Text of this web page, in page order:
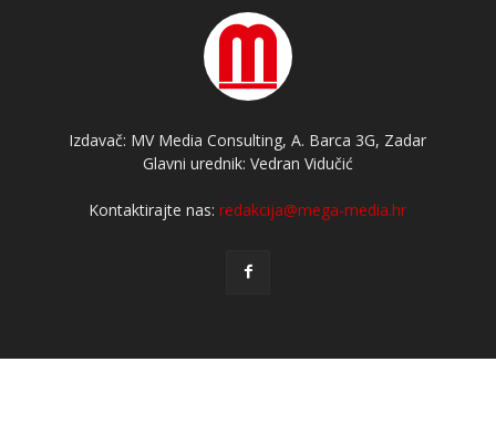
Izdavač: MV Media Consulting, A. Barca 3G, Zadar
Glavni urednik: Vedran Vidučić
Kontaktirajte nas:redakcija@mega-media.hr